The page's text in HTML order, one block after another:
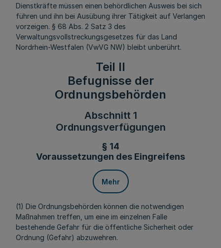
Dienstkräfte müssen einen behördlichen Ausweis bei sich
führen und ihn bei Ausübung ihrer Tätigkeit auf Verlangen
vorzeigen. § 68 Abs. 2 Satz 3 des
Verwaltungsvollstreckungsgesetzes für das Land
Nordrhein-Westfalen (VwVG NW) bleibt unberührt.
Teil II
Befugnisse der
Ordnungsbehörden
Abschnitt 1
Ordnungsverfügungen
§ 14
Voraussetzungen des Eingreifens
Mehr
(1) Die Ordnungsbehörden können die notwendigen
Maßnahmen treffen, um eine im einzelnen Falle
bestehende Gefahr für die öffentliche Sicherheit oder
Ordnung (Gefahr) abzuwehren.